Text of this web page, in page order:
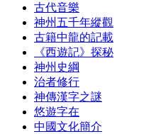
古代音樂
神州五千年縱觀
古籍中龍的記載
《西遊記》探秘
神州史綱
治者修行
神傳漢字之謎
悠遊字在
中國文化簡介